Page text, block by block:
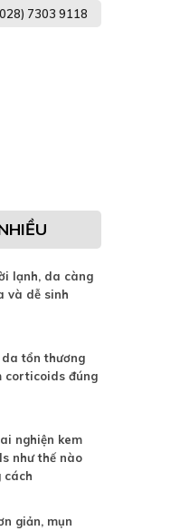
7303 9118
lạnh, da càng
và dễ sinh
da tổn thương
corticoids đúng
nghiện kem
như thế nào
cách
giản, mụn